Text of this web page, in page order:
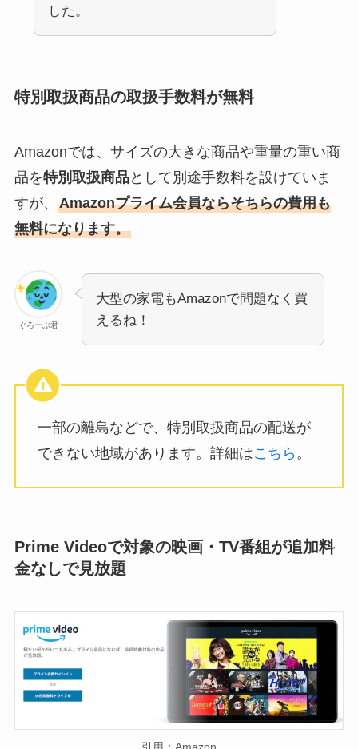
した。
特別取扱商品の取扱手数料が無料
Amazonでは、サイズの大きな商品や重量の重い商
品を特別取扱商品として別途手数料を設けていま
すが、 Amazonプライム会員ならそちらの費用も
無料になります。
ぐろーぶ君
大型の家電もAmazonで問題なく買
えるね！
一部の離島などで、特別取扱商品の配送が
できない地域があります。詳細はこちら 。
Prime Videoで対象の映画・TV番組が追加料
金なしで見放題
引用：Amazon